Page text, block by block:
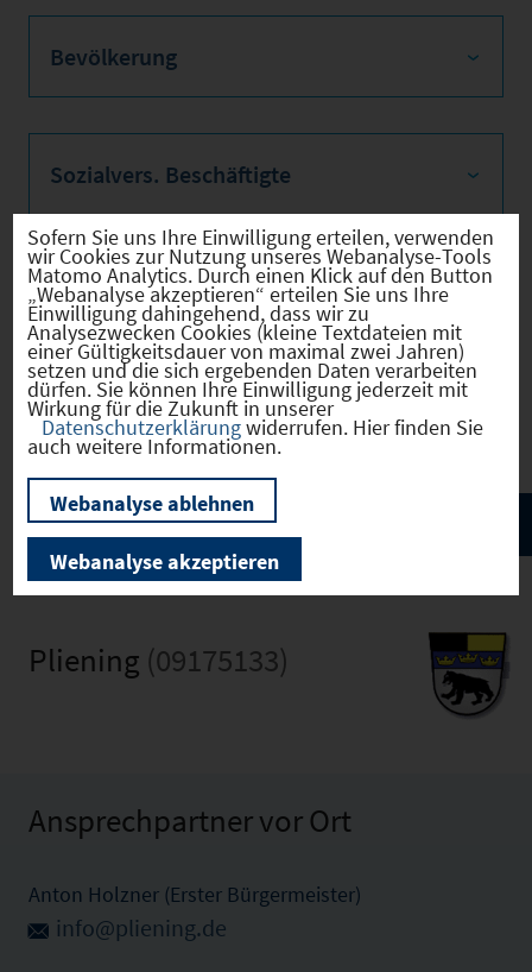
Bevölkerung
Sozialvers. Beschäftigte
Verkehrsinfrastruktur
Kommunale Infrastruktur
Pliening (09175133)
Ansprechpartner vor Ort
Anton Holzner (Erster Bürgermeister)
info@pliening.de
Sofern Sie uns Ihre Einwilligung erteilen, verwenden
wir Cookies zur Nutzung unseres Webanalyse-Tools
Matomo Analytics. Durch einen Klick auf den Button
„Webanalyse akzeptieren“ erteilen Sie uns Ihre
Einwilligung dahingehend, dass wir zu
Analysezwecken Cookies (kleine Textdateien mit
einer Gültigkeitsdauer von maximal zwei Jahren)
setzen und die sich ergebenden Daten verarbeiten
dürfen. Sie können Ihre Einwilligung jederzeit mit
Wirkung für die Zukunft in unserer
Datenschutzerklärungwiderrufen. Hier finden Sie
auch weitere Informationen.
Webanalyse ablehnen
Webanalyse akzeptieren